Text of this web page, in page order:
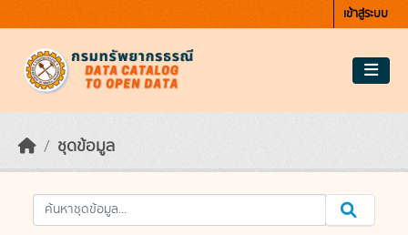
เข้าสู่ระบบ
ชุดข้อมูล